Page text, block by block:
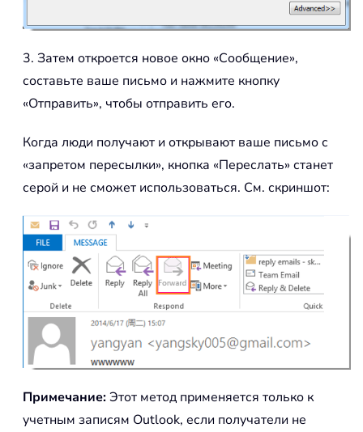
3. Затем откроется новое окно «Сообщение»,
составьте ваше письмо и нажмите кнопку
«Отправить», чтобы отправить его.
Когда люди получают и открывают ваше письмо с
«запретом пересылки», кнопка «Переслать» станет
серой и не сможет использоваться. См. скриншот:
Примечание:Этот метод применяется только к
учетным записям Outlook, если получатели не